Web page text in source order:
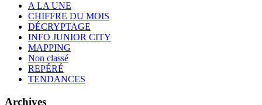
A LA UNE
CHIFFRE DU MOIS
DÉCRYPTAGE
INFO JUNIOR CITY
MAPPING
Non classé
REPÉRÉ
TENDANCES
Archives